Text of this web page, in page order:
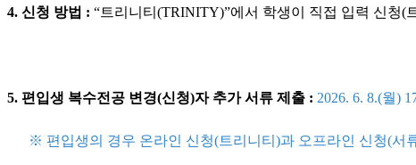
4. 신청 방법 : “트리니티(TRINITY)”에서 학생이 직접 입력 신청(
5. 편입생 복수전공 변경(신청)자 추가 서류 제출 : 2026. 6. 8.(월)
※ 편입생의 경우 온라인 신청(트리니티)과 오프라인 신청(서